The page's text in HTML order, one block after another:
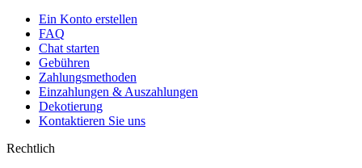
Ein Konto erstellen
FAQ
Chat starten
Gebühren
Zahlungsmethoden
Einzahlungen & Auszahlungen
Dekotierung
Kontaktieren Sie uns
Rechtlich